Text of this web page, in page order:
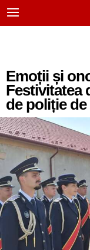
Emoții și
Festivitatea
de poliție